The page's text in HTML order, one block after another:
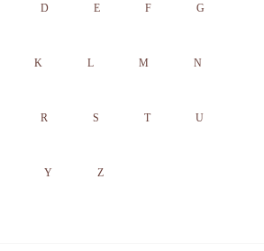
D E F G
K L M N
R S T U
Y Z